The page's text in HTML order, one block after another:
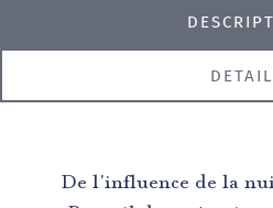
D e l'influence de la